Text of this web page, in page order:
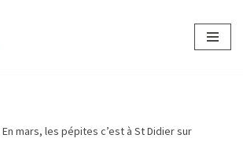
En mars, les pépites c’est à St Didier sur